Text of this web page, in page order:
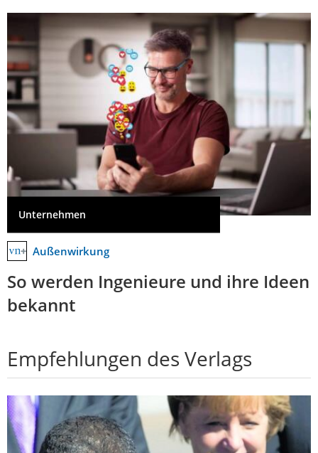
Unternehmen
Außenwirkung
So werden Ingenieure und ihre Ideen
bekannt
Empfehlungen des Verlags